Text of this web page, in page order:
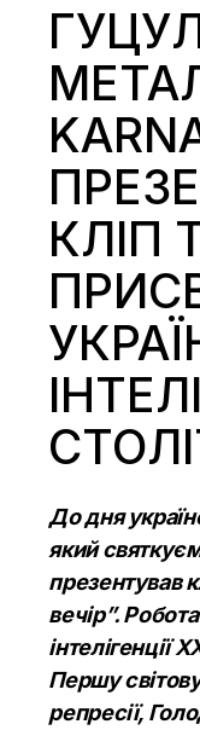
КЛІП
До дня
який
презентував
вечір”.
інтелігенції
Першу
репресії,